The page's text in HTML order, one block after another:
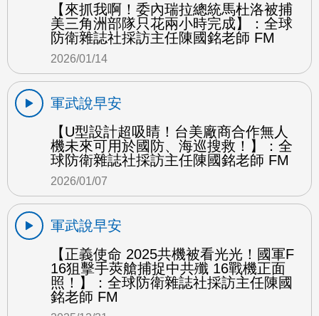
【來抓我啊！委內瑞拉總統馬杜洛被捕
美三角洲部隊只花兩小時完成】：全球
防衛雜誌社採訪主任陳國銘老師 FM
2026/01/14
軍武說早安
【U型設計超吸睛！台美廠商合作無人
機未來可用於國防、海巡搜救！】：全
球防衛雜誌社採訪主任陳國銘老師 FM
2026/01/07
軍武說早安
【正義使命 2025共機被看光光！國軍F
16狙擊手莢艙捕捉中共殲 16戰機正面
照！】：全球防衛雜誌社採訪主任陳國
銘老師 FM